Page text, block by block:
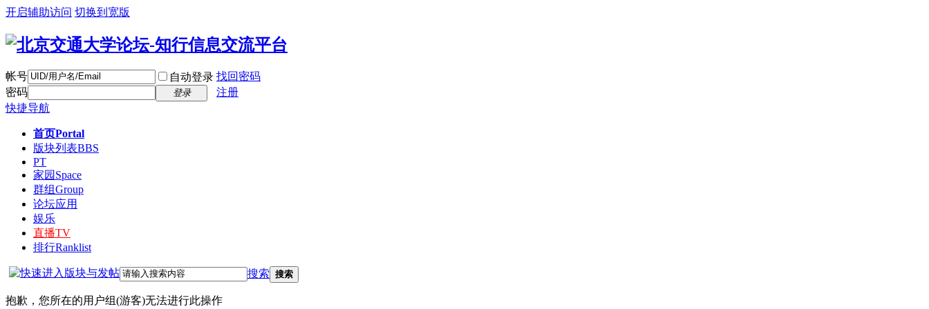
开启辅助访问 切换到宽版
帐号 自动登录 找回密码
密码
登录
注册
快捷导航
首页Portal
版块列表BBS
PT
家园 Space
群组Group
论坛应用
娱乐
直播TV
排行Ranklist
搜索 搜索
抱歉，您所在的用户组(游客)无法进行此操作